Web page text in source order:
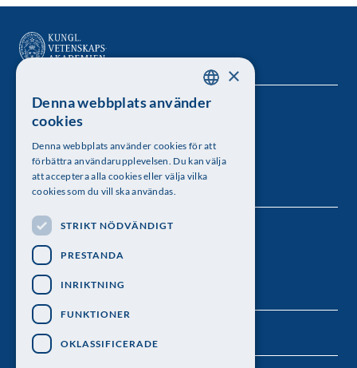
Kungl. Vetenskapsakademien
Besöksadress: Lilla Frescativägen 4A
Telefon: 08-673 95 00
Följ oss
SWEDISH
×
Denna webbplats använder
cookies
Denna webbplats använder cookies för att
förbättra användarupplevelsen. Du kan välja
att acceptera alla cookies eller välja vilka
cookies som du vill ska användas.
STRIKT NÖDVÄNDIGT
PRESTANDA
INRIKTNING
FUNKTIONER
OKLASSIFICERADE